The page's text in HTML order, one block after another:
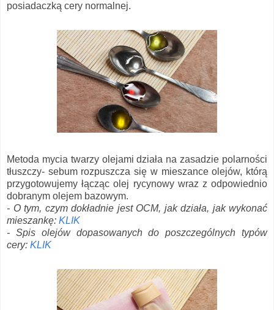
posiadaczką cery normalnej.
Metoda mycia twarzy olejami działa na zasadzie polarności
tłuszczy- sebum rozpuszcza się w mieszance olejów, którą
przygotowujemy łącząc olej rycynowy wraz z odpowiednio
dobranym olejem bazowym.
- O tym, czym dokładnie jest OCM, jak działa, jak wykonać
mieszankę: KLIK
- Spis olejów dopasowanych do poszczególnych typów
cery: KLIK